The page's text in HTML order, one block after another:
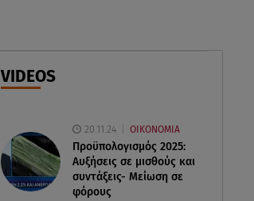
Στενά του Ορμούζ
06.08.26 , 17:12
φρένο» - Δηλώνει χορτασμένη
και μπουχτισμένη!
VIDEOS
20.11.24 ΟΙΚΟΝΟΜΙΑ
Προϋπολογισμός 2025:
Αυξήσεις σε μισθούς και
συντάξεις- Μείωση σε
φόρους